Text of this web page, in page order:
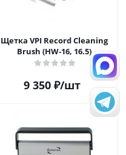
Щетка VPI Record Cleaning
Brush (HW-16, 16.5)
9 350₽/шт